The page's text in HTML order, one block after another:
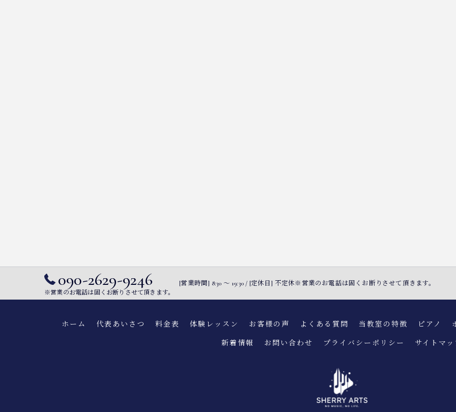
090-2629-9246
※営業のお電話は固くお断りさせて頂きます。
[営業時間] 8:30 〜 19:30 / [定休日] 不定休※営業のお電話は固くお断りさせて頂きます。
ホーム 代表あいさつ 料金表 体験レッスン お客様の声 よくある質問 当教室の特徴 ピアノ
新着情報 お問い合わせ プライバシーポリシー サイトマ